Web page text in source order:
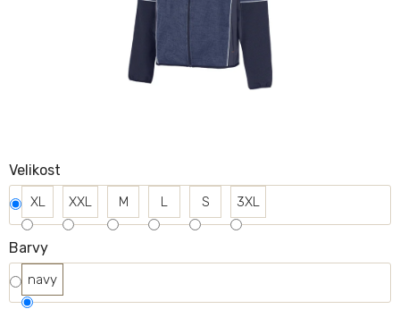
Velikost
XL XXL M L S 3XL
Barvy
navy